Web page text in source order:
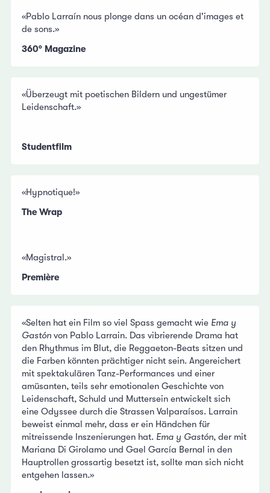
«Pablo Larraín nous plonge dans un océan d'images et
de sons.»
360° Magazine
«Überzeugt mit poetischen Bildern und ungestümer
Leidenschaft.»
Studentfilm
«Hypnotique!»
The Wrap
«Magistral.»
Première
«Selten hat ein Film so viel Spass gemacht wie Ema y
Gastón von Pablo Larrain. Das vibrierende Drama hat
den Rhythmus im Blut, die Reggaeton-Beats sitzen und
die Farben könnten prächtiger nicht sein. Angereichert
mit spektakulären Tanz-Performances und einer
amüsanten, teils sehr emotionalen Geschichte von
Leidenschaft, Schuld und Muttersein entwickelt sich
eine Odyssee durch die Strassen Valparaísos. Larrain
beweist einmal mehr, dass er ein Händchen für
mitreissende Inszenierungen hat. Ema y Gastón, der mit
Mariana Di Girolamo und Gael García Bernal in den
Hauptrollen grossartig besetzt ist, sollte man sich nicht
entgehen lassen.»